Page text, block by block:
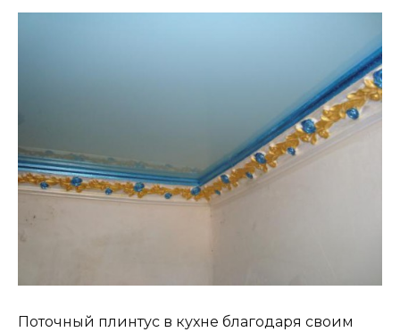
Поточный плинтус в кухне благодаря своим